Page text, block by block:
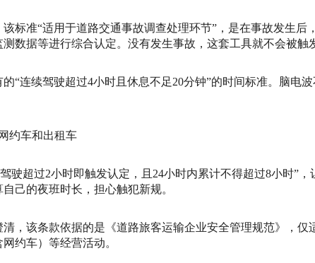
标准“适用于道路交通事故调查处理环节”，是在事故发生后
数据等进行综合认定。没有发生事故，这套工具就不会被触
“连续驾驶超过4小时且休息不足20分钟”的时间标准。脑电
约车和出租车
驶超过2小时即触发认定，且24小时内累计不得超过8小时”，
己的夜班时长，担心触犯新规。
，该条款依据的是《道路旅客运输企业安全管理规范》，仅
约车）等经营活动。